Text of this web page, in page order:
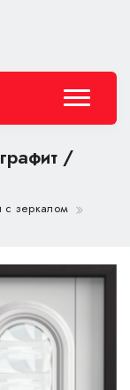
/
с зеркалом